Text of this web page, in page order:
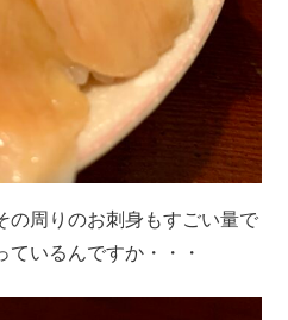
の周りのお刺身もすごい量で
いるんですか・・・